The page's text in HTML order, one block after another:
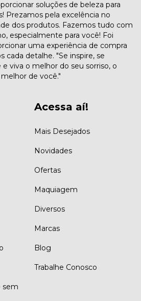
soluções de beleza para
Prezamos pela excelência no
dos produtos. Fazemos tudo com
especialmente para você! Foi
uma experiência de compra
cada detalhe. "Se inspire, se
e viva o melhor do seu sorriso, o
de você."
sem
Acessa aí!
Mais Desejados
Novidades
Ofertas
Maquiagem
Diversos
Marcas
Blog
Trabalhe Conosco